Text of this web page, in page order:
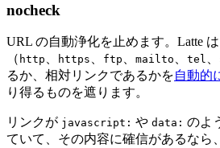
nocheck
URL の自動浄化を止めます。Latte
（ http 、 https 、 ftp 、 mailto 、 tel 、
るか、相対リンクであるかを自動的
り得るものを遮ります。
リンクが javascript: や data: のよ
ていて、その内容に確信があるなら、